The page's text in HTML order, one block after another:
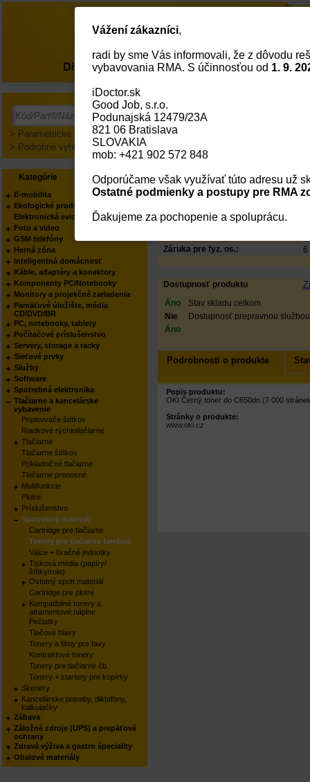
OKI Černý toner do
PODĽA KATEGÓRIE:
PODĽA VÝROBCU:
Kód:
EAN Kód:
Výrobca:
Produkt manager:
Záruka pre fyz. os.:
Dostupnosť produktu
Áno
Nie
Áno
Stav skladu celkom
Dostupnosť prepravnou
Podrobnosti o produkte
Popis produktu:
OKI Černý toner do C650dn (7 000
Stránky o produkte:
www.oki.cz
> Parametrické vyhľadávanie
> Podrobné vyhľadávanie
Kategórie Výrobcovia
E-mobilita
Ekologické produkty
Elektronická evidencia tržieb
Foto a video
GSM telefóny
Herná zóna
Inteligentná domácnosť
Káble, adaptéry a konektory
Komponenty PC/Notebooky
Monitory a projekčné zariadenia
Pamäťové úložište, média
CD/DVD/BR
PC, notebooky, tablety
Počítačové príslušenstvo
Servery, storage a racky
Sieťové prvky
Služby
Software
Spotrebná elektronika
Tlačiarne a kancelárske
vybavenie
Popisovače štítkov
Riadkové rýchlotlačiarne
Tlačiarne
Tlačiarne štítkov
Pokladničné tlačiarne
Tlačiarne prenosné
Multifunkcie
Plotre
Príslušenstvo
Spotrebný materiál
Cartridge pre tlačiarne
Tonery pre tlačiarne farebné
Válce + fixačné jednotky
Tisková média (papíry/
štítky/role)
Ostatný spotr.materiál
Cartridge pre plotre
Kompatibilné tonery a
atramentové náplne
Pečiatky
Tlačové hlavy
Tonery a filmy pre faxy
Kontraktové tonery
Tonery pre tlačiarne čb
Tonery + startery pre kopírky
Skenery
Kancelárske potreby, diktafóny,
kalkulačky
Zábava
Záložné zdroje (UPS) a prepäťové
ochrany
Zdravá výživa a gastro špeciality
Obalové materiály
O nás
Vážení zákazníci,
radi by sme Vás informovali, že z dôvodu
vybavovania RMA. S účinnosťou od 1. 9.
iDoctor.sk
Good Job, s.r.o.
Podunajská 12479/23A
821 06 Bratislava
SLOVAKIA
mob: +421 902 572 848
Odporúčame však využívať túto adresu už
Ostatné podmienky a postupy pre RMA
Ďakujeme za pochopenie a spoluprácu.